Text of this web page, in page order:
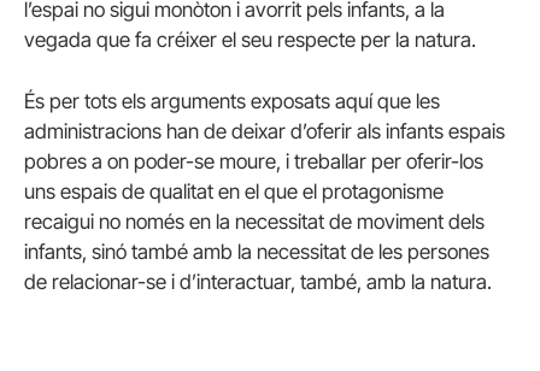
l’espai no sigui monòton i avorrit pels infants, a la
vegada que fa créixer el seu respecte per la natura.
És per tots els arguments exposats aquí que les
administracions han de deixar d’oferir als infants espais
pobres a on poder-se moure, i treballar per oferir-los
uns espais de qualitat en el que el protagonisme
recaigui no només en la necessitat de moviment dels
infants, sinó també amb la necessitat de les persones
de relacionar-se i d’interactuar, també, amb la natura.